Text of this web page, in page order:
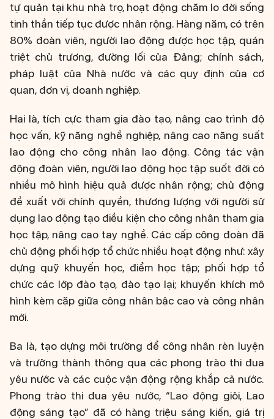
tự quản tại khu nhà trọ, hoạt động chăm lo đời sống
tinh thần tiếp tục được nhân rộng. Hàng năm, có trên
80% đoàn viên, người lao động được học tập, quán
triệt chủ trương, đường lối của Đảng; chính sách,
pháp luật của Nhà nước và các quy định của cơ
quan, đơn vị, doanh nghiệp.
Hai là, tích cực tham gia đào tạo, nâng cao trình độ
học vấn, kỹ năng nghề nghiệp, nâng cao năng suất
lao động cho công nhân lao động. Công tác vận
động đoàn viên, người lao động học tập suốt đời có
nhiều mô hình hiệu quả được nhân rộng; chủ động
đề xuất với chính quyền, thương lượng với người sử
dụng lao động tạo điều kiện cho công nhân tham gia
học tập, nâng cao tay nghề. Các cấp công đoàn đã
chủ động phối hợp tổ chức nhiều hoạt động như: xây
dựng quỹ khuyến học, điểm học tập; phối hợp tổ
chức các lớp đào tạo, đào tạo lại; khuyến khích mô
hình kèm cặp giữa công nhân bậc cao và công nhân
mới.
Ba là, tạo dựng môi trường để công nhân rèn luyện
và trưởng thành thông qua các phong trào thi đua
yêu nước và các cuộc vận động rộng khắp cả nước.
Phong trào thi đua yêu nước, “Lao động giỏi, Lao
động sáng tạo” đã có hàng triệu sáng kiến, giá trị